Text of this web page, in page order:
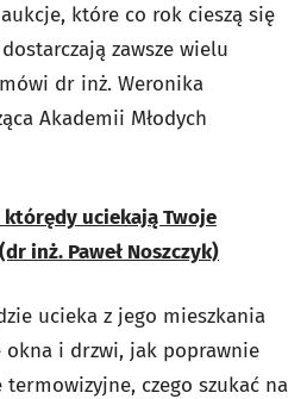
które co rok cieszą się
zawsze wielu
dr inż. Weronika
Akademii Młodych
uciekają Twoje
inż. Paweł Noszczyk)
ucieka z jego mieszkania
okna i drzwi, jak poprawnie
czego szukać na